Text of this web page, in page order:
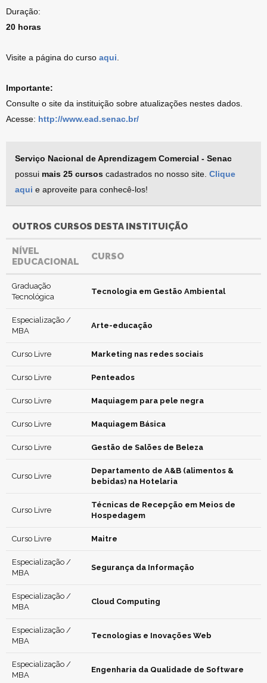
Duração:
20 horas
Visite a página do curso aqui
Importante:
Consulte o site da instituição sobre atualizações nestes dados.
Acesse: http://www.ead.senac.br/
Serviço Nacional de Aprendizagem Comercial - Senac
possui mais 25 cursos cadastrados no nosso site. Clique
aqui e aproveite para conhecê-los!
OUTROS CURSOS DESTA INSTITUIÇÃO
NÍVEL
EDUCACIONAL
CURSO
Graduação
Tecnológica
Tecnologia em Gestão Ambiental
Especialização /
MBA
Arte-educação
Curso Livre Marketing nas redes sociais
Curso Livre Penteados
Curso Livre Maquiagem para pele negra
Curso Livre Maquiagem Básica
Curso Livre Gestão de Salões de Beleza
Curso Livre
Departamento de A&B (alimentos &
bebidas) na Hotelaria
Curso Livre
Técnicas de Recepção em Meios de
Hospedagem
Curso Livre Maitre
Especialização /
MBA
Segurança da Informação
Especialização /
MBA
Cloud Computing
Especialização /
MBA
Tecnologias e Inovações Web
Especialização /
MBA
Engenharia da Qualidade de Software